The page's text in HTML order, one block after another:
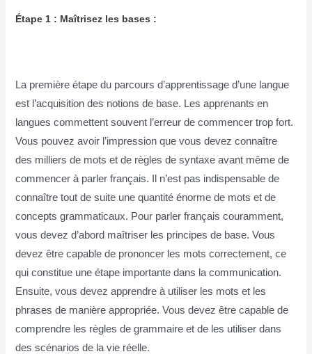
Étape 1 : Maîtrisez les bases :
La première étape du parcours d’apprentissage d’une langue
est l’acquisition des notions de base. Les apprenants en
langues commettent souvent l’erreur de commencer trop fort.
Vous pouvez avoir l’impression que vous devez connaître
des milliers de mots et de règles de syntaxe avant même de
commencer à parler français. Il n’est pas indispensable de
connaître tout de suite une quantité énorme de mots et de
concepts grammaticaux. Pour parler français couramment,
vous devez d’abord maîtriser les principes de base. Vous
devez être capable de prononcer les mots correctement, ce
qui constitue une étape importante dans la communication.
Ensuite, vous devez apprendre à utiliser les mots et les
phrases de manière appropriée. Vous devez être capable de
comprendre les règles de grammaire et de les utiliser dans
des scénarios de la vie réelle.